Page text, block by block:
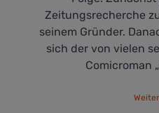
Zeitungsrecherche
seinem Gründer.
sich der von vielen
Comicroman